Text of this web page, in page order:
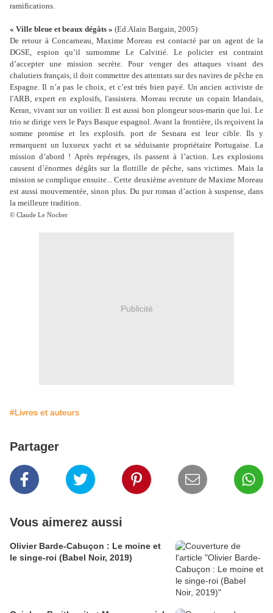
ramifications.
« Ville bleue et beaux dégâts » (Ed.Alain Bargain, 2005)
De retour à Concarneau, Maxime Moreau est contacté par un agent de la
DGSE, espion qu’il surnomme Le Calvitié. Le policier est contraint
d’accepter une mission secrète. Pour venger des attaques visant des
chalutiers français, il doit commettre des attentats sur des navires de pêche en
Espagne. Il n’a pas le choix, et c’est très bien payé. Un ancien activiste de
l'ARB, expert en explosifs, l'assistera. Moreau recrute un copain Irlandais,
Keran, vivant sur un voilier. Il est aussi bon plongeur sous-marin que lui. Le
trio se dirige vers le Pays Basque espagnol. Avant la frontière, ils reçoivent la
somme promise et les explosifs. port de Sesnara est leur cible. Ils y
remarquent un luxueux yacht et sa séduisante propriétaire Portugaise. La
mission d’abord ! Après repérages, ils passent à l’action. Les explosions
causent d’énormes dégâts sur la flottille de pêche, sans victimes. Mais la
mission se complique ensuite... Cette deuxième aventure de Maxime Moreau
est aussi mouvementée, sinon plus. Du pur roman d’action à suspense, dans
la meilleure tradition.
© Claude Le Nocher
Publicité
#Livres et auteurs
Partager
Vous aimerez aussi
Olivier Barde-Cabuçon : Le moine et
le singe-roi (Babel Noir, 2019)